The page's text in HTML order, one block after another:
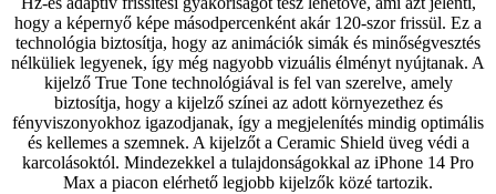
hogy a képernyő képe másodpercenként akár 120-szor frissül. Ez a
technológia biztosítja, hogy az animációk simák és minőségvesztés
nélküliek legyenek, így még nagyobb vizuális élményt nyújtanak. A
kijelző True Tone technológiával is fel van szerelve, amely
biztosítja, hogy a kijelző színei az adott környezethez és
fényviszonyokhoz igazodjanak, így a megjelenítés mindig optimális
és kellemes a szemnek. A kijelzőt a Ceramic Shield üveg védi a
karcolásoktól. Mindezekkel a tulajdonságokkal az iPhone 14 Pro
Max a piacon elérhető legjobb kijelzők közé tartozik.